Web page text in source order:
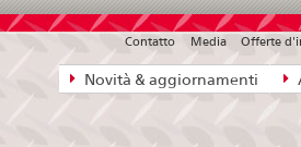
Navigazione
diretta:
Novità & aggiornamenti
Contatto Media Offerte